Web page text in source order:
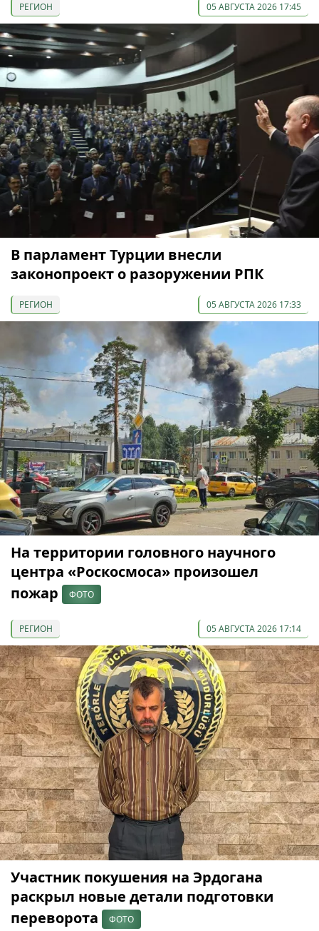
РЕГИОН 05 АВГУСТА 2026 17:45
В парламент Турции внесли
законопроект о разоружении РПК
РЕГИОН 05 АВГУСТА 2026 17:33
На территории головного научного
центра «Роскосмоса» произошел
пожар
ФОТО
РЕГИОН 05 АВГУСТА 2026 17:14
Участник покушения на Эрдогана
раскрыл новые детали подготовки
переворота
ФОТО